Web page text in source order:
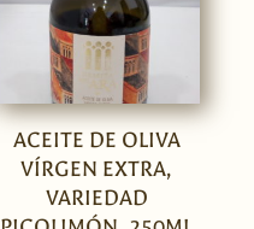
ACEITE DE OLIVA
VÍRGEN EXTRA,
VARIEDAD